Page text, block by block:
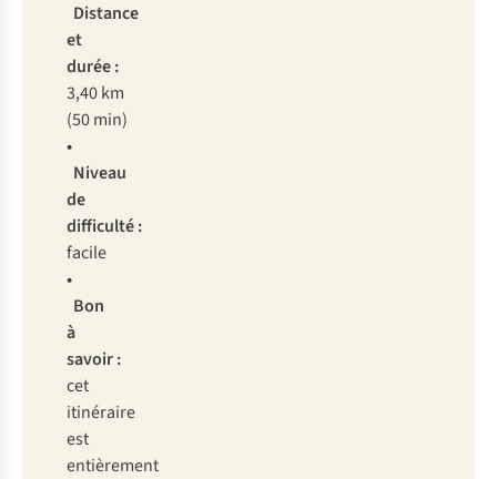
Distance
et
durée :
3,40 km
(50 min)
•
Niveau
de
difficulté :
facile
•
Bon
à
savoir :
cet
itinéraire
est
entièrement